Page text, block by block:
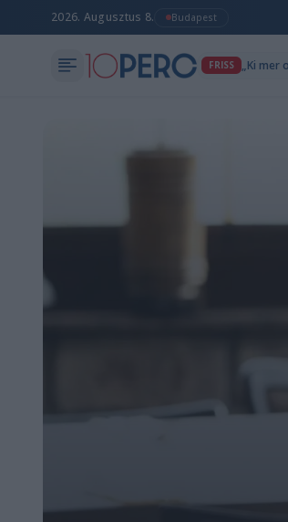
2026. Augusztus 8. Budapest
FRISS „Ki mer